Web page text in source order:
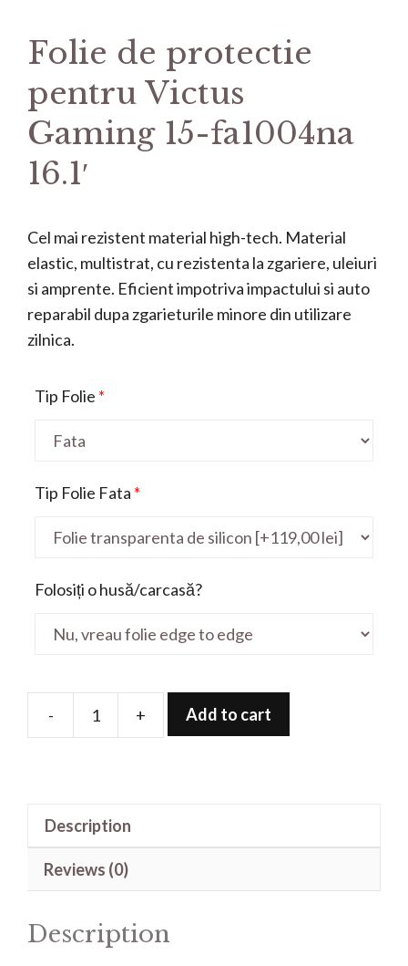
Folie de protectie
pentru Victus
Gaming 15-fa1004na
16.1′
Cel mai rezistent material high-tech. Material
elastic, multistrat, cu rezistenta la zgariere, uleiuri
si amprente. Eficient impotriva impactului si auto
reparabil dupa zgarieturile minore din utilizare
zilnica.
Tip Folie *
Tip Folie Fata *
Folosiți o husă/carcasă?
-
Folie
16.1'
+ Add to cart
Description
Reviews (0)
Description